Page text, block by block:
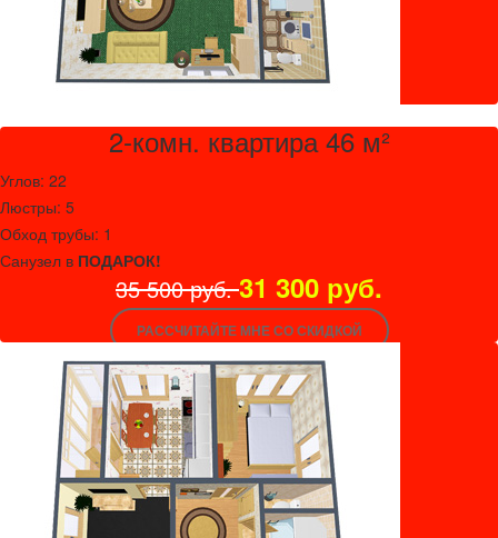
2-комн. квартира 46 м²
Углов: 22
Люстры: 5
Обход трубы: 1
Санузел в ПОДАРОК!
35 500 руб.31 300 руб.
РАССЧИТАЙТЕ МНЕ СО СКИДКОЙ